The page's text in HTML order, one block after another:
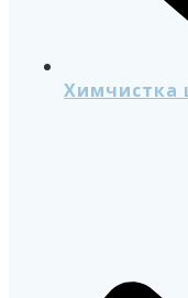
Химчистка